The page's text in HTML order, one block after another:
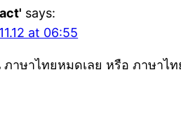
says:
at 06:55
ภาษาไทยหมดเลย หรือ ภาษาไ